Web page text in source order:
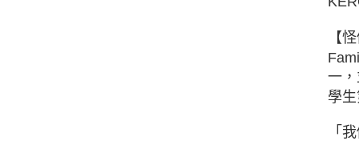
【
一
學
「